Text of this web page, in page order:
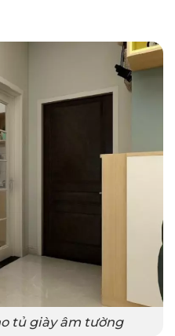
tủ giày âm tường